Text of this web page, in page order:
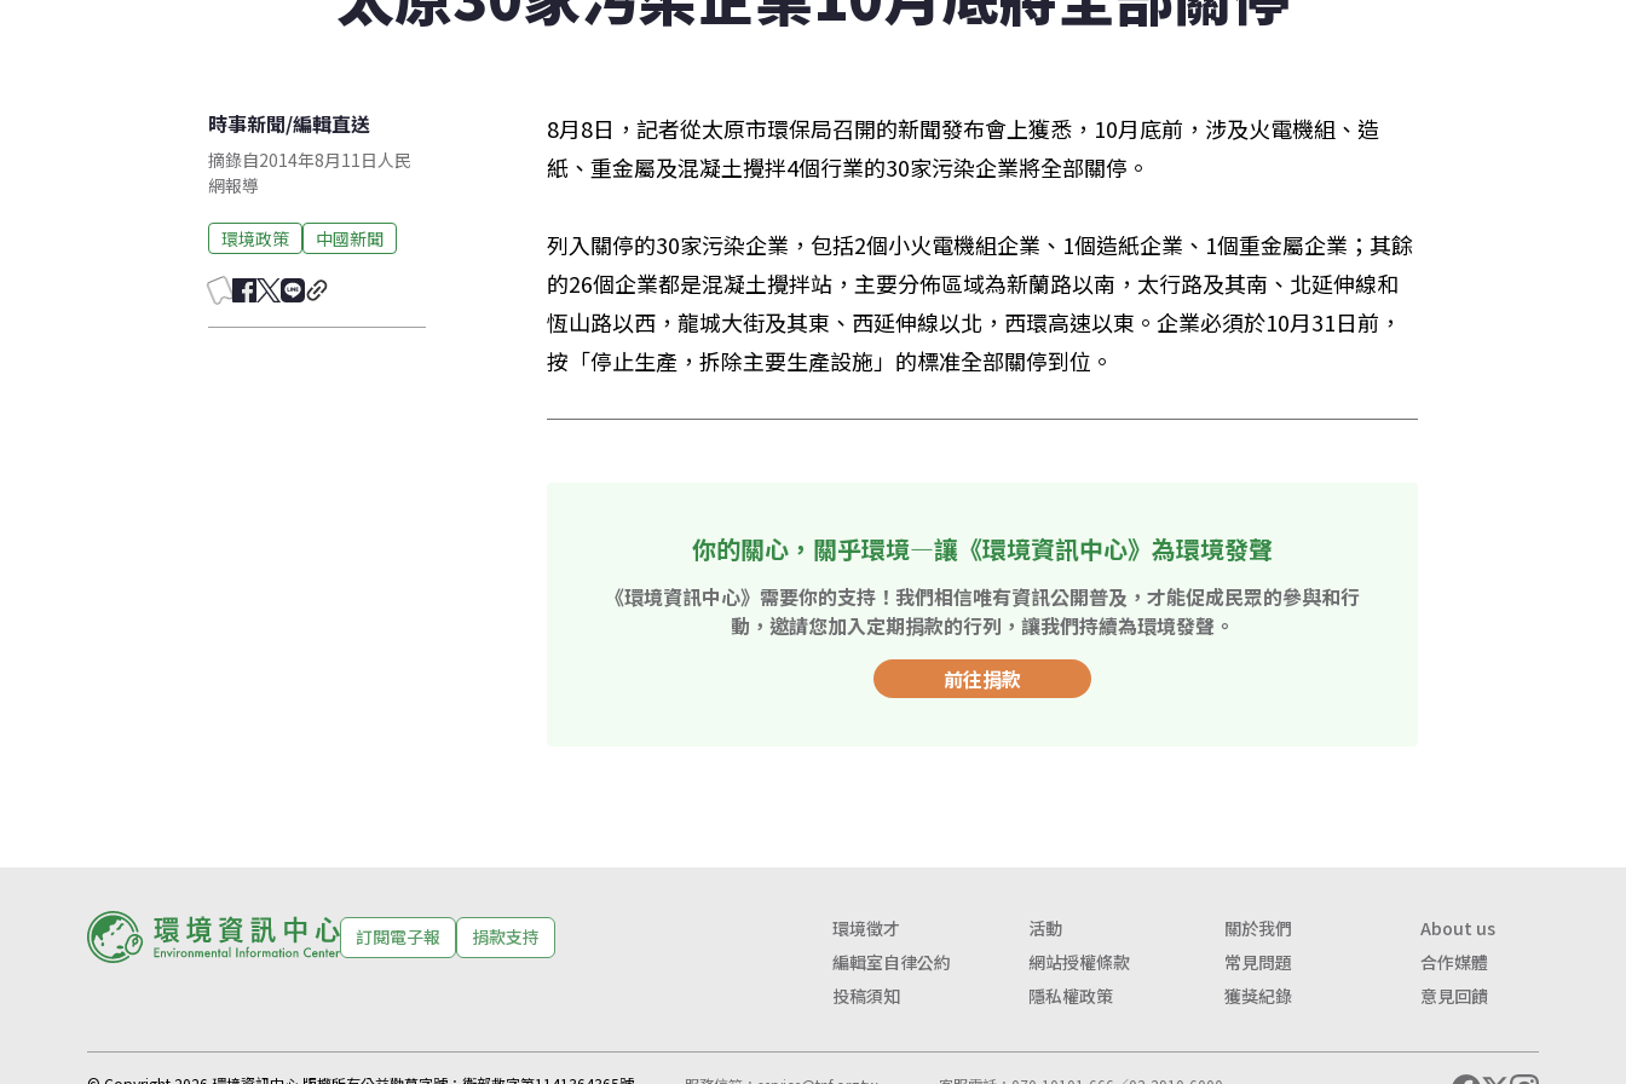
時事新聞/編輯直送
摘錄自2014年8月11日人民
網報導
環境政策 中國新聞
8月8日，記者從太原市環保局召開的新聞發布會上獲悉，10月底前，涉及火電機組、造
紙、重金屬及混凝土攪拌4個行業的30家污染企業將全部關停。
列入關停的30家污染企業，包括2個小火電機組企業、1個造紙企業、1個重金屬企業；其餘
的26個企業都是混凝土攪拌站，主要分佈區域為新蘭路以南，太行路及其南、北延伸線和
恆山路以西，龍城大街及其東、西延伸線以北，西環高速以東。企業必須於10月31日前，
按「停止生產，拆除主要生產設施」的標准全部關停到位。
你的關心，關乎環境—讓《環境資訊中心》為環境發聲
《環境資訊中心》需要你的支持！我們相信唯有資訊公開普及，才能促成民眾的參與和行
動，邀請您加入定期捐款的行列，讓我們持續為環境發聲。
前往捐款
訂閱電子報 捐款支持 環境徵才 活動 關於我們
About us
編輯室自律公約
網站授權條款 常見問題
合作媒體
投稿須知
隱私權政策 獲獎紀錄 意見回饋